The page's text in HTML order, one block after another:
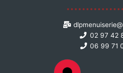
02 97 42
06 99 71